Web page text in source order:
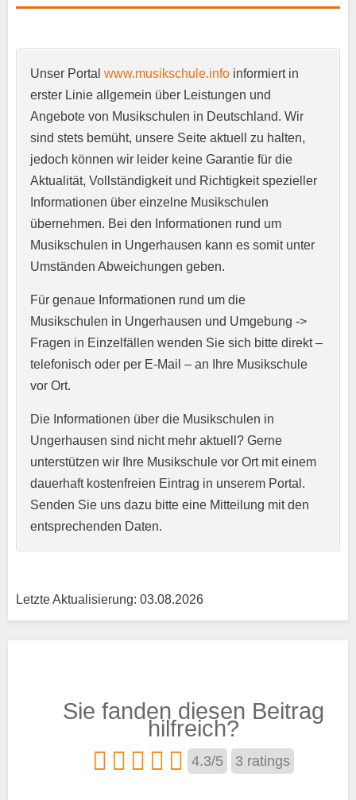
Anschrift
E-Mail-Adresse*
Kurzprofil der Musikschule*
Trägertyp*
Unser Portal www.musikschule.info informiert in
erster Linie allgemein über Leistungen und
Angebote von Musikschulen in Deutschland. Wir
sind stets bemüht, unsere Seite aktuell zu halten,
jedoch können wir leider keine Garantie für die
Aktualität, Vollständigkeit und Richtigkeit spezieller
Informationen über einzelne Musikschulen
übernehmen. Bei den Informationen rund um
Musikschulen in Ungerhausen kann es somit unter
Umständen Abweichungen geben.
Für genaue Informationen rund um die
Musikschulen in Ungerhausen und Umgebung ->
Fragen in Einzelfällen wenden Sie sich bitte direkt –
telefonisch oder per E-Mail – an Ihre Musikschule
vor Ort.
Die Informationen über die Musikschulen in
Ungerhausen sind nicht mehr aktuell? Gerne
unterstützen wir Ihre Musikschule vor Ort mit einem
dauerhaft kostenfreien Eintrag in unserem Portal.
Senden Sie uns dazu bitte eine Mitteilung mit den
entsprechenden Daten.
Letzte Aktualisierung: 03.08.2026
Sie fanden diesen Beitrag
hilfreich?
4.3/5 3 ratings